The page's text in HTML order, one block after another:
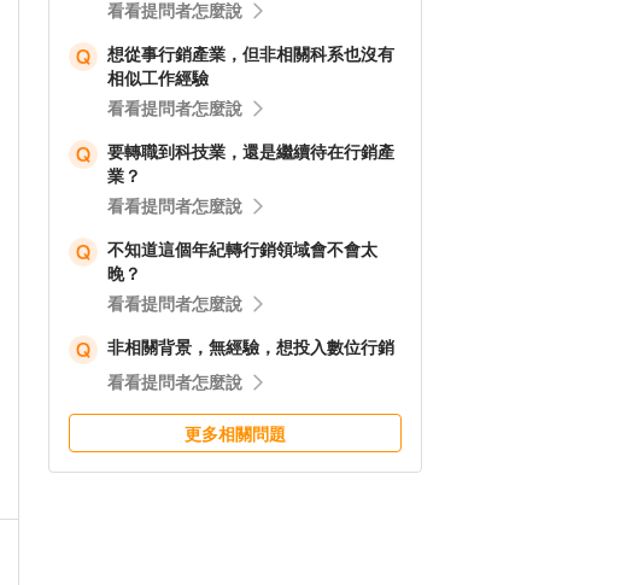
看看提問者怎麼說
想從事行銷產業，但非相關科系也沒有
相似工作經驗
看看提問者怎麼說
要轉職到科技業，還是繼續待在行銷產
業？
看看提問者怎麼說
不知道這個年紀轉行銷領域會不會太
晚？
看看提問者怎麼說
非相關背景，無經驗，想投入數位行銷
看看提問者怎麼說
更多相關問題